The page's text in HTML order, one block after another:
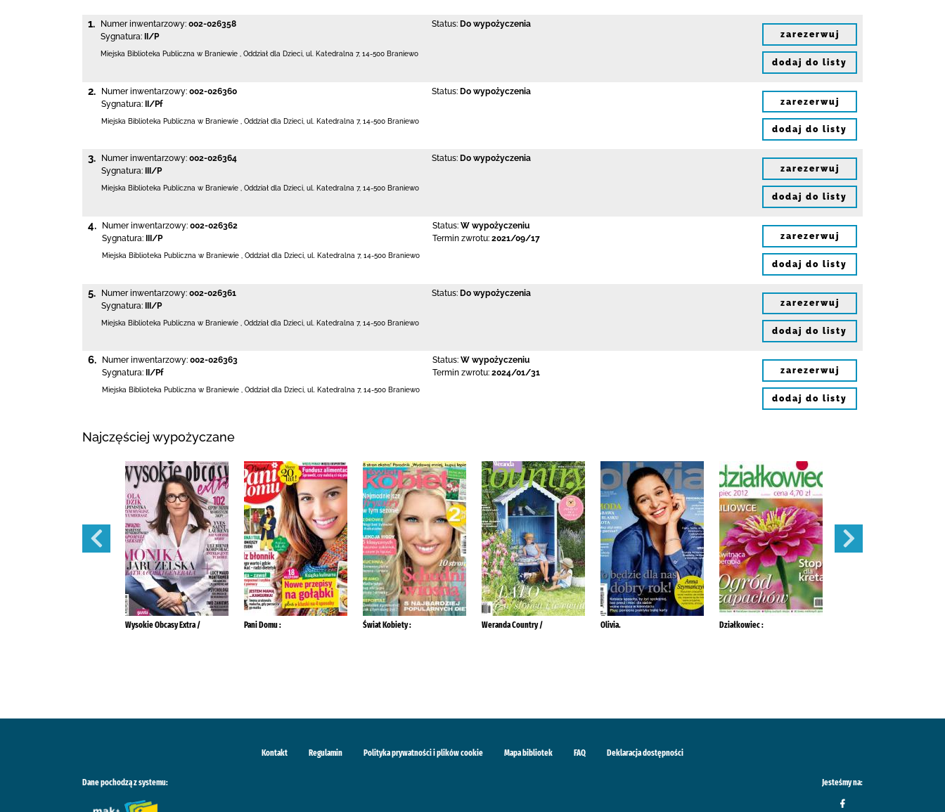
1. Numer inwentarzowy: 002-026358
Sygnatura:
II/P
Status: Do wypożyczenia
Miejska Biblioteka Publiczna w Braniewie Oddział dla Dzieci, ul. Katedralna 7, 14-500 Braniewo
zarezerwuj
dodaj do listy
2. Numer inwentarzowy: 002-026360
Sygnatura: II/Pf
Status: Do wypożyczenia
Miejska Biblioteka Publiczna w Braniewie Oddział dla Dzieci, ul. Katedralna 7, 14-500 Braniewo
zarezerwuj
dodaj do listy
3. Numer inwentarzowy: 002-026364
Sygnatura:
III/P
Status: Do wypożyczenia
Miejska Biblioteka Publiczna w Braniewie , Oddział dla Dzieci, ul. Katedralna 7, 14-500 Braniewo
zarezerwuj
dodaj do listy
4. Numer inwentarzowy: 002-026362
Sygnatura: III/P
Status: W wypożyczeniu
Termin zwrotu: 2021/09/17
Miejska Biblioteka Publiczna w Braniewie Oddział dla Dzieci, ul. Katedralna 7, 14-500 Braniewo
zarezerwuj
dodaj do listy
5. Numer inwentarzowy: 002-026361
Sygnatura: III/P
Status: Do wypożyczenia
Miejska Biblioteka Publiczna w Braniewie Oddział dla Dzieci, ul. Katedralna 7, 14-500 Braniewo
zarezerwuj
dodaj do listy
6. Numer inwentarzowy: 002-026363
Sygnatura:
II/Pf
Status: W wypożyczeniu
Termin zwrotu: 2024/01/31
Miejska Biblioteka Publiczna w Braniewie Oddział dla Dzieci, ul. Katedralna 7, 14-500 Braniewo
zarezerwuj
dodaj do listy
Najczęściej wypożyczane
Wysokie Obcasy Extra / Pani Domu : Świat Kobiety : Weranda Country / Olivia. Działkowiec :
Kontakt Regulamin Polityka prywatności i plików cookie Mapa bibliotek FAQ Deklaracja dostępności
Dane pochodzą z systemu: Jesteśmy na: